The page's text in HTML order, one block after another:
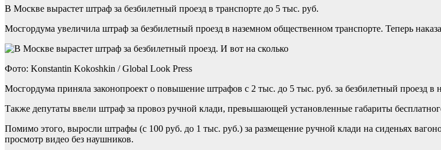
В Москве вырастет штраф за безбилетный проезд в транспорте до 5 тыс. руб.
Мосгордума увеличила штраф за безбилетный проезд в наземном общественном транспорте. Теперь
Фото: Konstantin Kokoshkin / Global Look Press
Мосгордума приняла законопроект о повышение штрафов с 2 тыс. до 5 тыс. руб. за безбилетный проезд
Также депутаты ввели штраф за провоз ручной клади, превышающей установленные габариты
Помимо этого, выросли штрафы (с 100 руб. до 1 тыс. руб.) за размещение ручной клади на сиденьях
просмотр видео без наушников.